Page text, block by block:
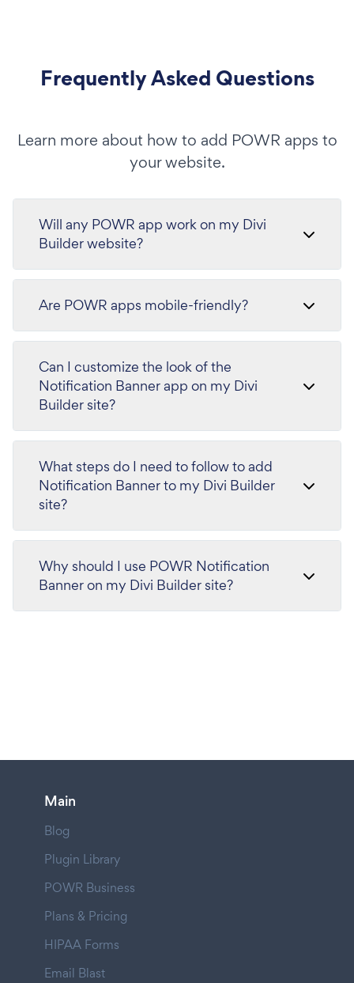
Frequently Asked Questions
Learn more about how to add POWR apps to
your website.
Will any POWR app work on my Divi
Builder website?
Are POWR apps mobile-friendly?
Can I customize the look of the
Notification Banner app on my Divi
Builder site?
What steps do I need to follow to add
Notification Banner to my Divi Builder
site?
Why should I use POWR Notification
Banner on my Divi Builder site?
Main
Blog
Plugin Library
POWR Business
Plans & Pricing
HIPAA Forms
Email Blast